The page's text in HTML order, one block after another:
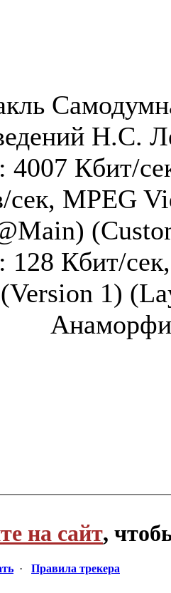
Н.С.
: 4007 Кбит/
сек, MPEG
: 128 Кбит/
1)
на сайт,
· Правила трекера